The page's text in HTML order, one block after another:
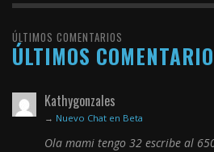
ÚLTIMOS COMENTARIOS
ÚLTIMOS
Kathygonzales
→ Nuevo Chat en Beta
Ola mami tengo 32 escribe al